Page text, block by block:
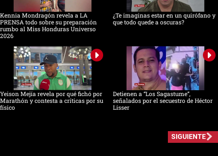
Kennia Mondragón revela a LA
PRENSA todo sobre su preparación
rumbo al Miss Honduras Universo
2026
¿Te imaginas estar en un quirófano y
que todo quede a oscuras?
Yeison Mejía revela por qué fichó por
Marathón y contesta a críticas por su
físico
Detienen a “Los Sagastume”,
señalados por el secuestro de Héctor
Lisser
SIGUIENTE